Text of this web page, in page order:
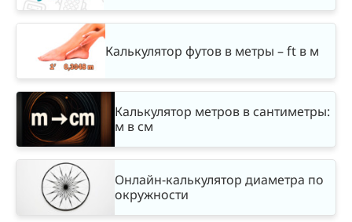
Калькулятор футов в метры – ft в м
Калькулятор метров в сантиметры:
м в см
Онлайн-калькулятор диаметра по
окружности